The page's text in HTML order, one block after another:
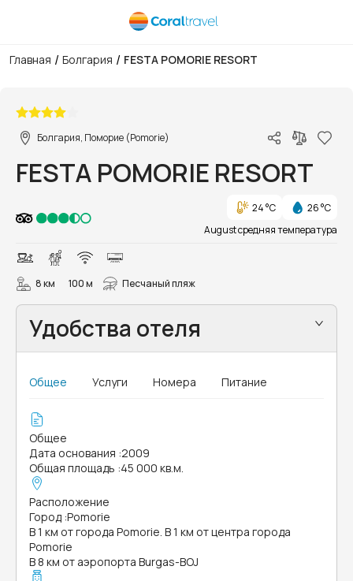
Главная / Болгария / FESTA POMORIE RESORT
Болгария, Поморие (Pomorie)
FESTA POMORIE RESORT
24 °C
26 °C
August средняя температура
8 км 100 м Песчаный пляж
Удобства отеля
Общее Услуги Номера Питание
Общее
Дата основания :2009
Общая площадь :45 000 кв.м.
Расположение
Город :Pomorie
В 1 км от города Pomorie. В 1 км от центра города
Pomorie
В 8 км от аэропорта Burgas-BOJ